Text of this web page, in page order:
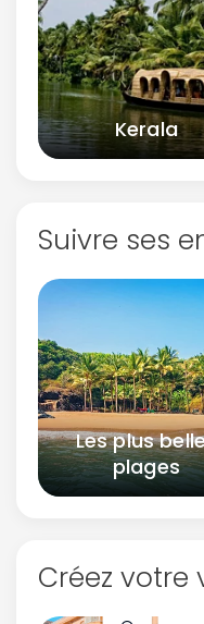
Kerala
Suivre ses
Les plus
plages
Créez votre